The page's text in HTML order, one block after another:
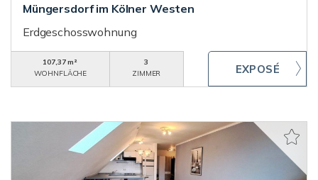
Müngersdorf im Kölner Westen
Erdgeschosswohnung
107,37 m²
WOHNFLÄCHE
3
ZIMMER